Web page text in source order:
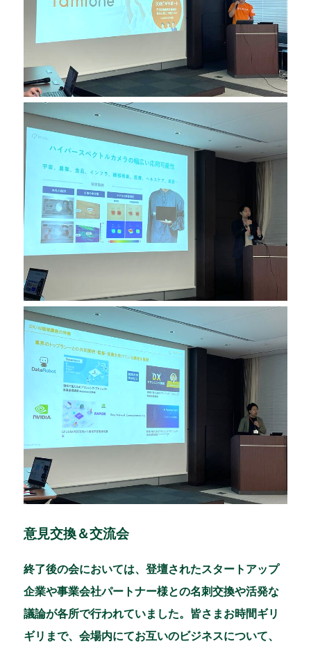
意見交換＆交流会
終了後の会においては、登壇されたスタートアップ
企業や事業会社パートナー様との名刺交換や活発な
議論が各所で行われていました。皆さまお時間ギリ
ギリまで、会場内にてお互いのビジネスについて、